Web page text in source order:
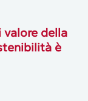
valore della
è